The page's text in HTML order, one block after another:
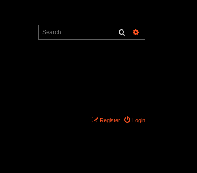
Search
Login
Register